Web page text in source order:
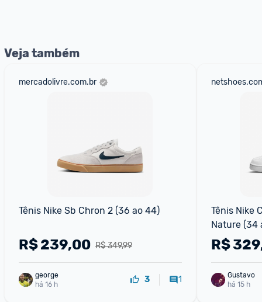
Veja também
mercadolivre.com.br
Tênis Nike Sb Chron 2 (36 ao 44)
R$ 349,99
R$239,00
george
há 16 h
3 1
Tênis Nike
Nature (34
R$
Gustavo
há 15 h